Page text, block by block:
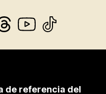
de referencia del